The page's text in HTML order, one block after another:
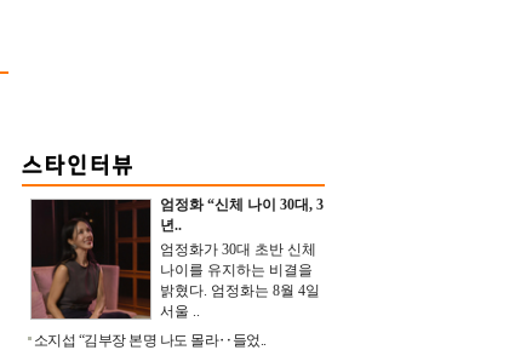
엄정화 “신체 나이 30대, 3
년..
엄정화가 30대 초반 신체
나이를 유지하는 비결을
밝혔다. 엄정화는 8월 4일
서울 ..
소지섭 “김부장 본명 나도 몰라‥들었..